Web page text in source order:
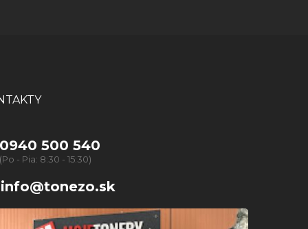
0940 500 540
(Po - Pia: 8:30 - 15:30)
info@tonezo.sk